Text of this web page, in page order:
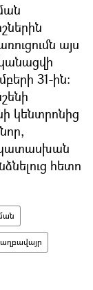
այս
31-ին։
կենտրոնից
հետո